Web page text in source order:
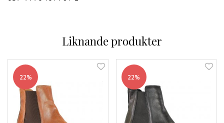
Liknande produkter
22% 22%